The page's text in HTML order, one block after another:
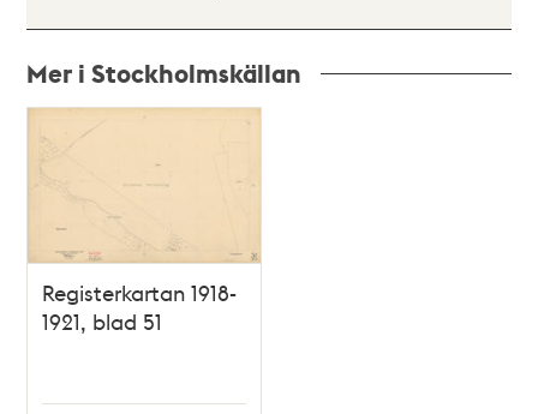
Mer i Stockholmskällan
poster
Registerkartan 1918-
1921, blad 51